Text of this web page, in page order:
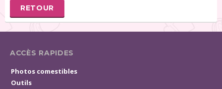
RETOUR
ACCÈS RAPIDES
Photos comestibles
Outils